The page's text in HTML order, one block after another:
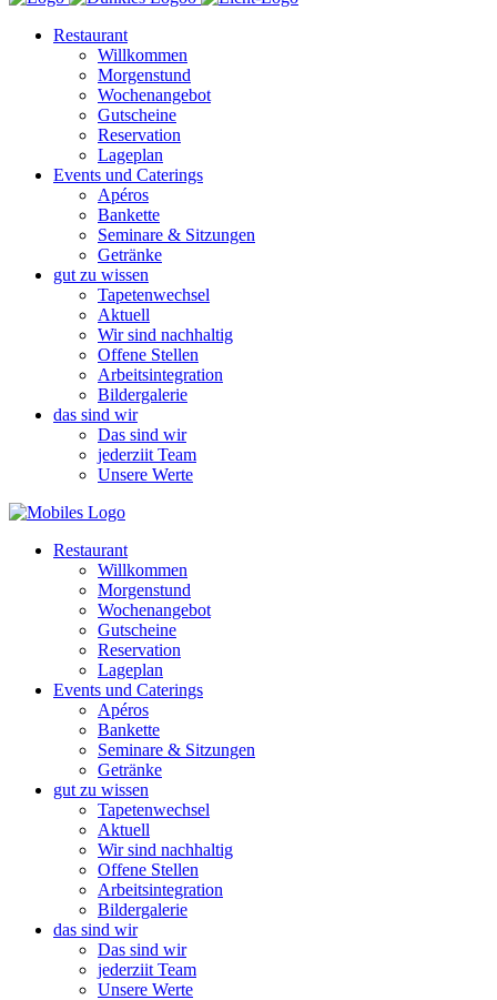
Restaurant
Willkommen
Morgenstund
Wochenangebot
Gutscheine
Reservation
Lageplan
Events und Caterings
Apéros
Bankette
Seminare & Sitzungen
Getränke
gut zu wissen
Tapetenwechsel
Aktuell
Wir sind nachhaltig
Offene Stellen
Arbeitsintegration
Bildergalerie
das sind wir
Das sind wir
jederziit Team
Unsere Werte
Restaurant
Willkommen
Morgenstund
Wochenangebot
Gutscheine
Reservation
Lageplan
Events und Caterings
Apéros
Bankette
Seminare & Sitzungen
Getränke
gut zu wissen
Tapetenwechsel
Aktuell
Wir sind nachhaltig
Offene Stellen
Arbeitsintegration
Bildergalerie
das sind wir
Das sind wir
jederziit Team
Unsere Werte